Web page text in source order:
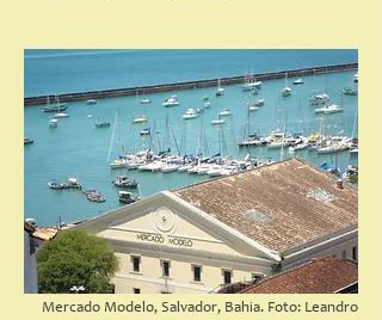
Mercado Modelo, Salvador, Bahia. Foto: Leandro